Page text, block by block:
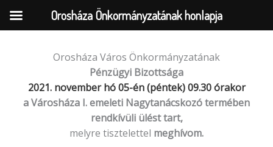
content
Orosháza Város Önkormányzatának
Pénzügyi Bizottsága
2021. november hó 05-én (péntek) 09.30 órakor
a Városháza I. emeleti Nagytanácskozó termében
rendkívüli ülést tart,
melyre tisztelettel meghívom.
Orosháza Önkormányzatának honlapja